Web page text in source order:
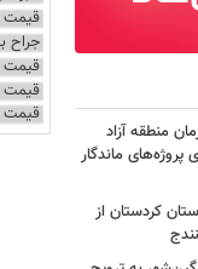
منطقه آزاد
پروژه‌های ماندگار
کردستان از
قیمت
جراح
قیمت
قیمت
قیمت